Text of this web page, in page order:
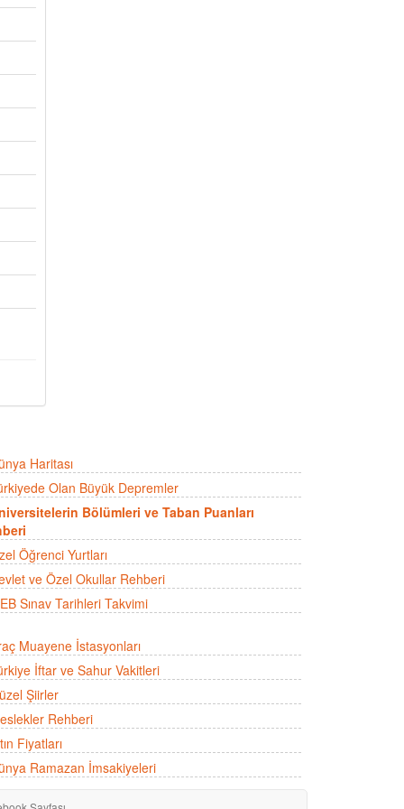
Haritası
Olan Büyük Depremler
Bölümleri ve Taban Puanları
Öğrenci Yurtları
ve Özel Okullar Rehberi
Sınav Tarihleri Takvimi
Muayene İstasyonları
İftar ve Sahur Vakitleri
Şiirler
Rehberi
Fiyatları
Ramazan İmsakiyeleri